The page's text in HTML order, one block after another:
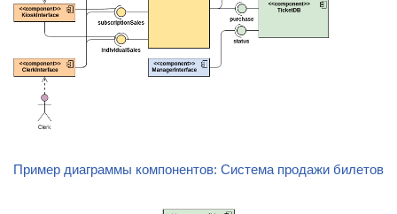
Пример диаграммы компонентов: Система продажи билетов